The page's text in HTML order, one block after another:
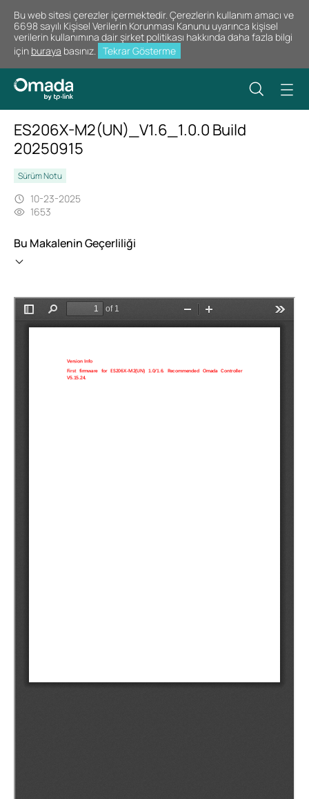
Bu web sitesi çerezler içermektedir. Çerezlerin kullanım amacı ve
6698 sayılı Kişisel Verilerin Korunması Kanunu uyarınca kişisel
verilerin kullanımına dair şirket politikası hakkında daha fazla bilgi
için buraya basınız. Tekrar Gösterme
ES206X-M2(UN)_V1.6_1.0.0 Build
20250915
Sürüm Notu
10-23-2025
1653
Bu Makalenin Geçerliliği